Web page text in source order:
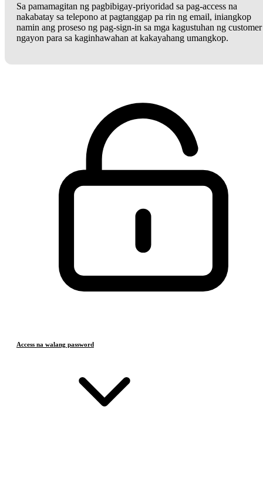
Sa pamamagitan ng pagbibigay-priyoridad sa pag-access na
nakabatay sa telepono at pagtanggap pa rin ng email, iniangkop
namin ang proseso ng pag-sign-in sa mga kagustuhan ng customer
ngayon para sa kaginhawahan at kakayahang umangkop.
Access na walang password